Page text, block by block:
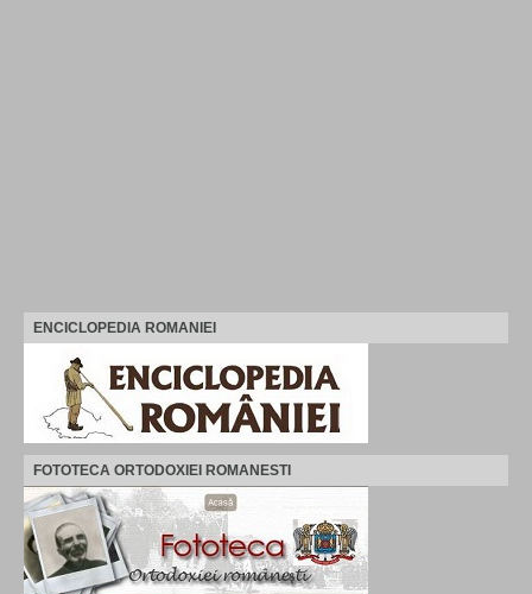
ENCICLOPEDIA ROMANIEI
FOTOTECA ORTODOXIEI ROMANESTI